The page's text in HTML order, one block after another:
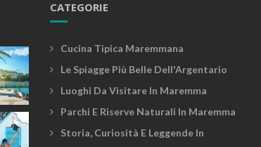
CATEGORIE
Cucina Tipica Maremmana
Le Spiagge Più Belle Dell'Argentario
Luoghi Da Visitare In Maremma
Parchi E Riserve Naturali In Maremma
Storia, Curiosità E Leggende In